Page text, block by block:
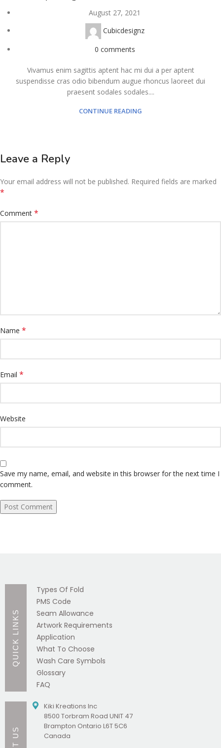
August 27, 2021
Cubicdesignz
0 comments
Vivamus enim sagittis aptent hac mi dui a per aptent
suspendisse cras odio bibendum augue rhoncus laoreet dui
praesent sodales sodales....
CONTINUE READING
Leave a Reply
Your email address will not be published. Required fields are marked
*
Comment *
Name *
Email *
Website
Save my name, email, and website in this browser for the next time I
comment.
QUICK LINKS
Types Of Fold
PMS Code
Seam Allowance
Artwork Requirements
Application
What To Choose
Wash Care Symbols
Glossary
FAQ
Kiki Kreations Inc
8500 Torbram Road UNIT 47
Brampton Ontario L6T 5C6
Canada